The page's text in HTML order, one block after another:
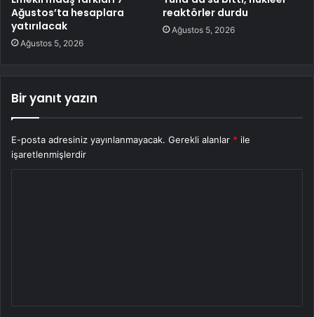
Ağustos’ta hesaplara
yatırılacak
Ağustos 5, 2026
reaktörler durdu
Ağustos 5, 2026
Bir yanıt yazın
E-posta adresiniz yayınlanmayacak. Gerekli alanlar * ile
işaretlenmişlerdir